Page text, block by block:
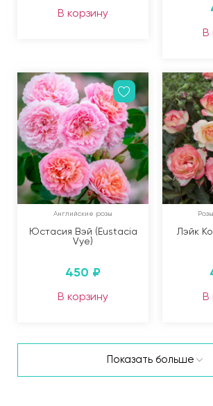
В корзину
В
Английские розы
Юстасия Вэй (Eustacia
Vye)
450 ₽
В корзину
Лэйк
В
Показать больше